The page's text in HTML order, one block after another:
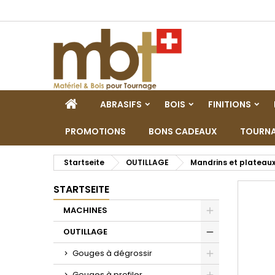
STARTSEITE
ABRASIFS BOIS FINITIONS
PROMOTIONS BONS CADEAUX
Startseite OUTILLAGE Mandrins et plateaux
STARTSEITE
MACHINES
OUTILLAGE
Gouges à dégrossir